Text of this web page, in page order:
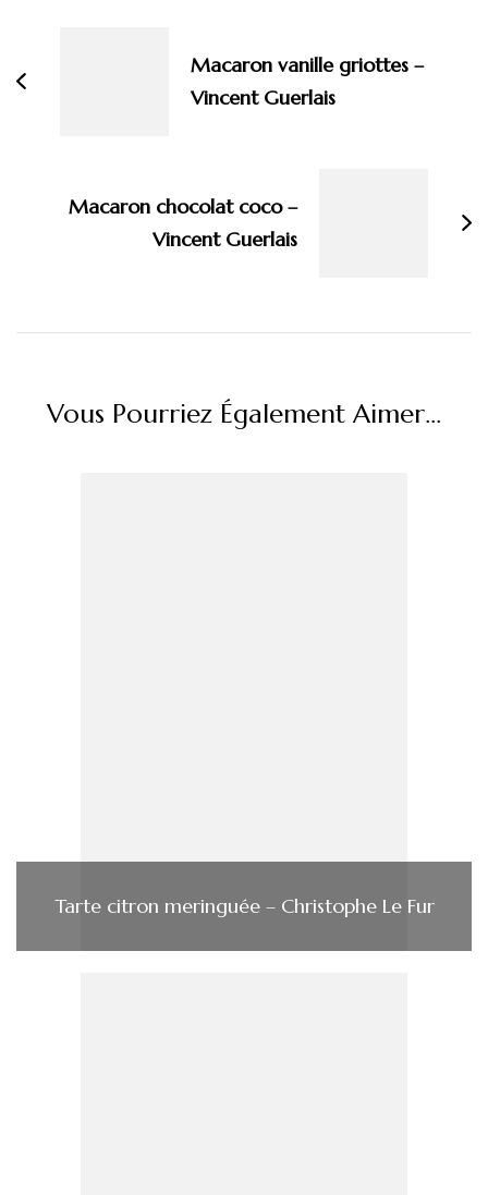
Macaron vanille griottes –
Vincent Guerlais
Macaron chocolat coco –
Vincent Guerlais
Vous Pourriez Également Aimer...
Tarte citron meringuée – Christophe Le Fur